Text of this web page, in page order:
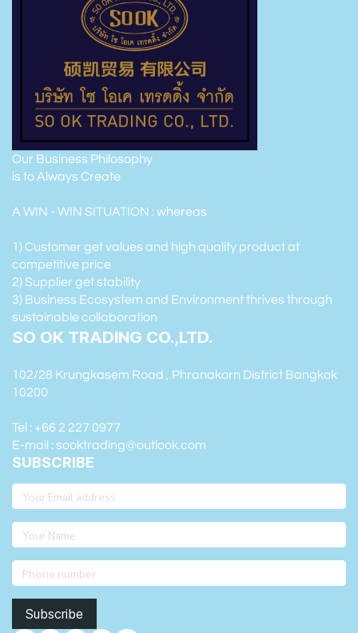
Our Business Philosophy
is to Always Create
A WIN - WIN SITUATION : whereas
1) Customer get values and high quality product at
competitive price
2) Supplier get stability
3) Business Ecosystem and Environment thrives through
sustainable collaboration
SO OK TRADING CO.,LTD.
102/28 Krungkasem Road , Phranakorn District Bangkok
10200
Tel : +66 2 227 0977
E-mail : sooktrading@outlook.com
SUBSCRIBE
Subscribe